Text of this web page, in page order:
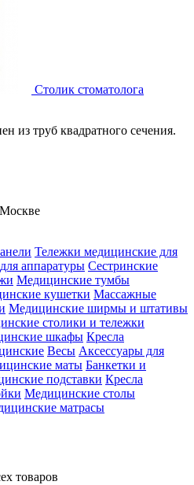
Столик стоматолога
из труб квадратного сечения.
Тележки медицинские для
аппаратуры Сестринские
Медицинские тумбы
кушетки Массажные
Медицинские ширмы и штативы
столики и тележки
шкафы Кресла
Весы Аксессуары для
маты Банкетки и
подставки Кресла
Медицинские столы
матрасы
товаров